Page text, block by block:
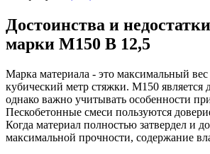
Достоинства и
марки М150 B 12,5
Марка материала - это максимальный
кубический метр стяжки. М150 является
однако важно учитывать особенности
Пескобетонные смеси пользуются
Когда материал полностью затвердел и
максимальной прочности, содержание